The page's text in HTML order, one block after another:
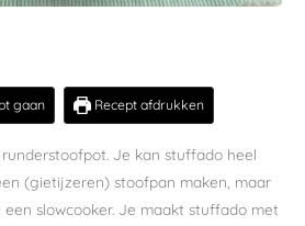
gaan Recept afdrukken
Je kan stuffado heel
(gietijzeren) stoofpan maken, maar
slowcooker. Je maakt stuffado met